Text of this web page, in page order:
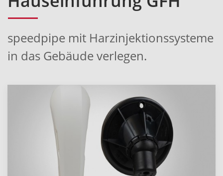
speedpipe mit Harzinjektionssysteme
in das Gebäude verlegen.